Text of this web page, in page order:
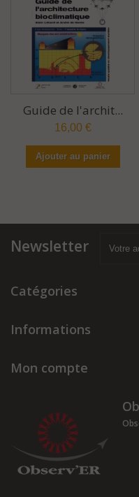
Guide de l'archit...
16,00 €
Ajouter au panier
Newsletter
Catégories
Informations
Mon compte